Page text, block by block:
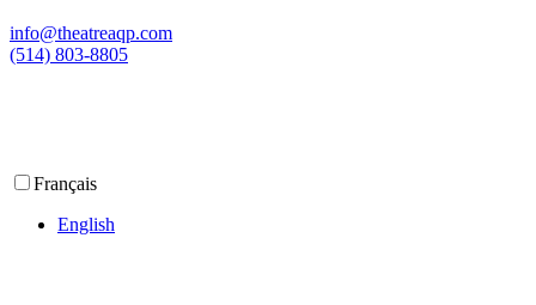
info@theatreaqp.com
(514) 803-8805
Français
English